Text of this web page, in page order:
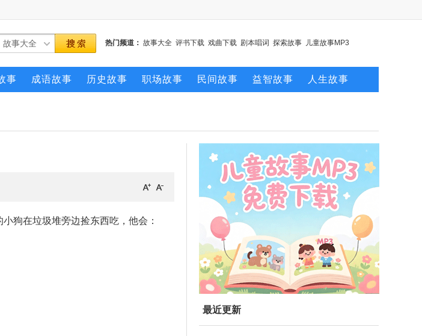
热门频道： 故事大全 评书下载 戏曲下载 剧本唱词 探索故事 儿童故事MP3
事 成语故事 历史故事 职场故事 民间故事 益智故事 人生故事
狗在垃圾堆旁边捡东西吃，他会：
最近更新